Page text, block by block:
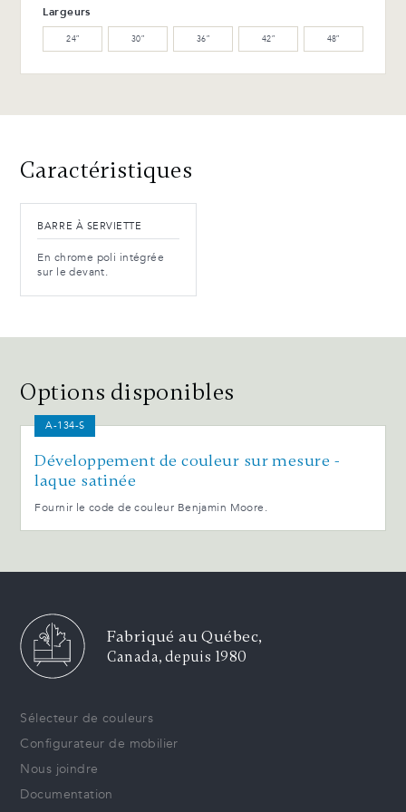
WB-154-TC Merisier ébène
Avantages et entretien
Largeurs
24″ 30″ 36″ 42″ 48″
Caractéristiques
BARRE À SERVIETTE
En chrome poli intégrée
sur le devant.
Options disponibles
A-134-S
Développement de couleur sur mesure -
laque satinée
Fournir le code de couleur Benjamin Moore.
Fabriqué au Québec,
Canada, depuis 1980
Sélecteur de couleurs
Configurateur de mobilier
Nous joindre
Documentation